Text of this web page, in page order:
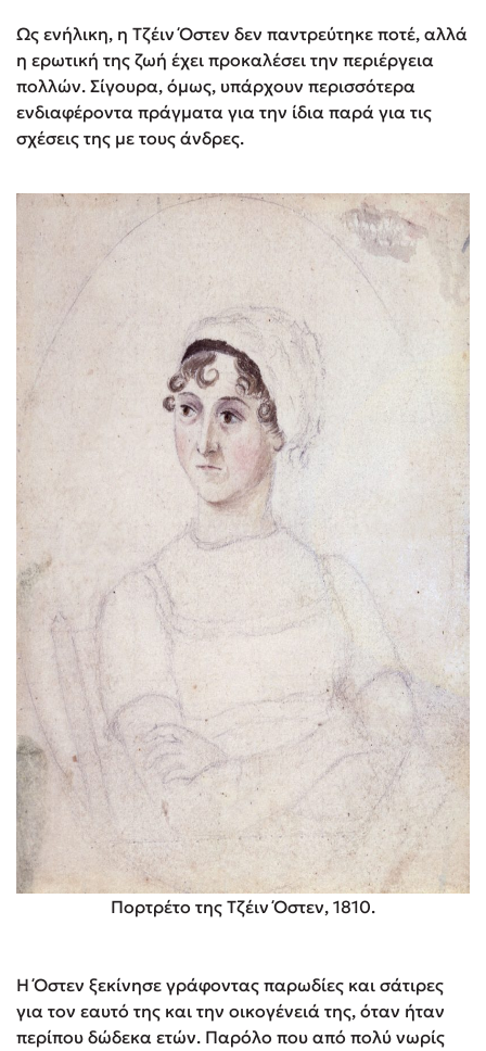
Ως ενήλικη, η Τζέιν Όστεν δεν παντρεύτηκε ποτέ, αλλά
η ερωτική της ζωή έχει προκαλέσει την περιέργεια
πολλών. Σίγουρα, όμως, υπάρχουν περισσότερα
ενδιαφέροντα πράγματα για την ίδια παρά για τις
σχέσεις της με τους άνδρες.
Πορτρέτο της Τζέιν Όστεν, 1810.
Η Όστεν ξεκίνησε γράφοντας παρωδίες και σάτιρες
για τον εαυτό της και την οικογένειά της, όταν ήταν
περίπου δώδεκα ετών. Παρόλο που από πολύ νωρίς